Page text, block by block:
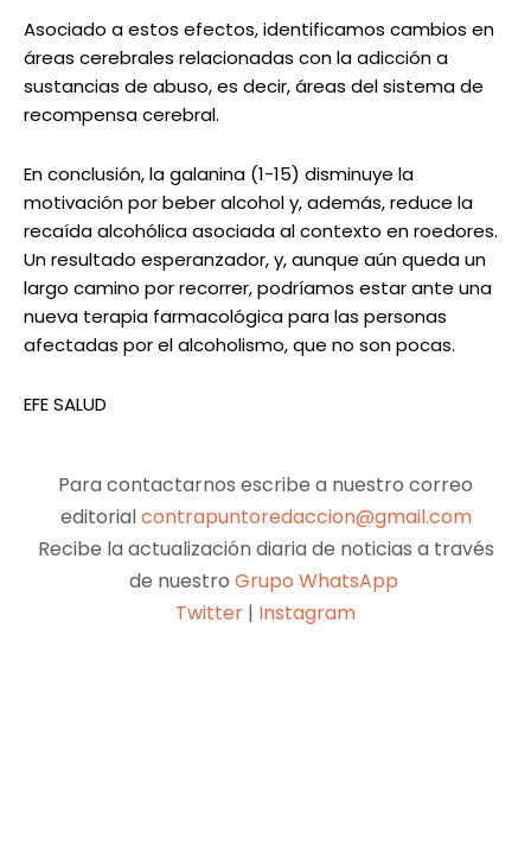
Asociado a estos efectos, identificamos cambios en
áreas cerebrales relacionadas con la adicción a
sustancias de abuso, es decir, áreas del sistema de
recompensa cerebral.
En conclusión, la galanina (1-15) disminuye la
motivación por beber alcohol y, además, reduce la
recaída alcohólica asociada al contexto en roedores.
Un resultado esperanzador, y, aunque aún queda un
largo camino por recorrer, podríamos estar ante una
nueva terapia farmacológica para las personas
afectadas por el alcoholismo, que no son pocas.
EFE SALUD
Para contactarnos escribe a nuestro correo
editorialcontrapuntoredaccion@gmail.com
Recibe la actualización diaria de noticias a través
de nuestro Grupo WhatsApp
Twitter | Instagram